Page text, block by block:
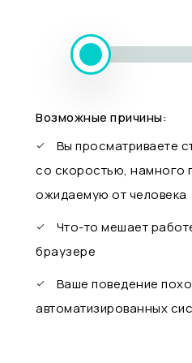
Возможные причины:
Вы просматриваете
со скоростью,
ожидаемую от человека
Что-то мешает
браузере
Ваше поведение
автоматизированных